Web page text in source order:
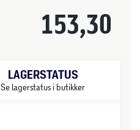
153,30
LAGERSTATUS
Se lagerstatus i butikker